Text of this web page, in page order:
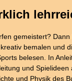
gemeistert?
bemalen und
belesen. In
und Spielideen
und Physik des